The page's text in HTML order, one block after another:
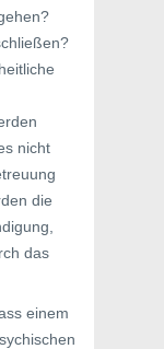
nicht
die
das
einem